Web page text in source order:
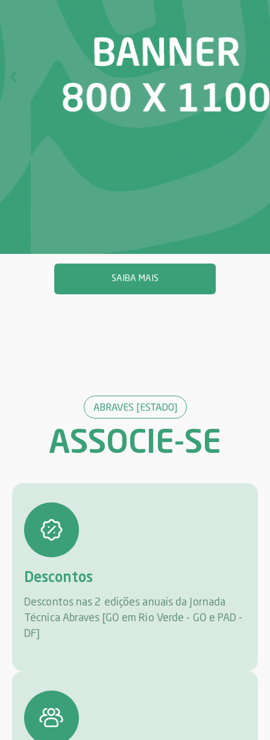
SAIBA MAIS
ABRAVES [ESTADO]
ASSOCIE-SE
Descontos
Descontos nas 2 edições anuais da Jornada
Técnica Abraves [GO em Rio Verde - GO e PAD -
DF]